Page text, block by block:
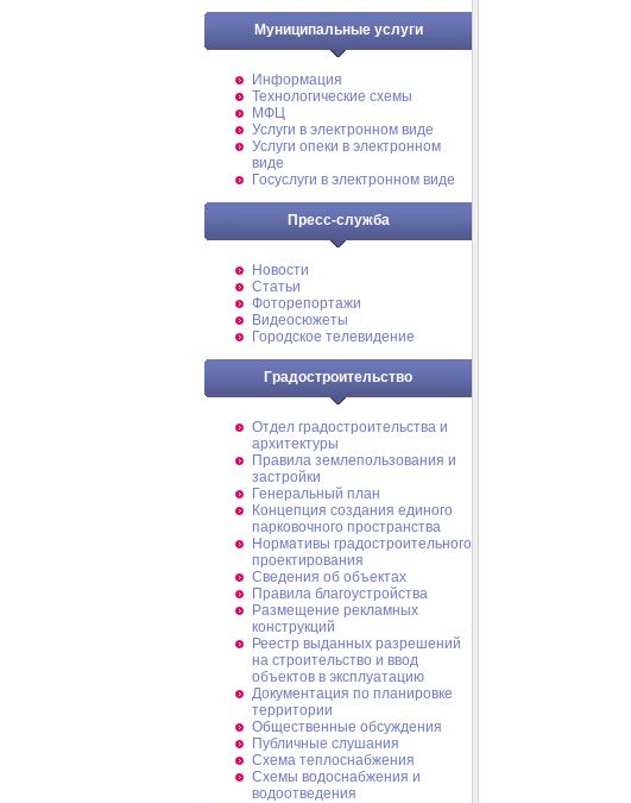
Муниципальные услуги
Информация
Технологические схемы
МФЦ
Услуги в электронном виде
Услуги опеки в электронном
виде
Госуслуги в электронном виде
Пресс-служба
Новости
Статьи
Фоторепортажи
Видеосюжеты
Городское телевидение
Градостроительство
Отдел градостроительства и
архитектуры
Правила землепользования и
застройки
Генеральный план
Концепция создания единого
парковочного пространства
Нормативы градостроительного
проектирования
Сведения об объектах
Правила благоустройства
Размещение рекламных
конструкций
Реестр выданных разрешений
на строительство и ввод
объектов в эксплуатацию
Документация по планировке
территории
Общественные обсуждения
Публичные слушания
Схема теплоснабжения
Схемы водоснабжения и
водоотведения